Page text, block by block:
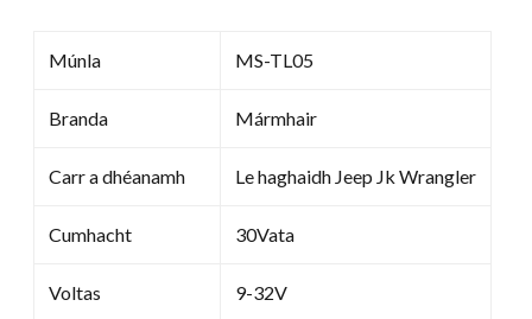
Múnla MS-TL05
Branda Mármhair
Carr a dhéanamh Le haghaidh Jeep Jk Wrangler
Cumhacht 30Vata
Voltas 9-32V